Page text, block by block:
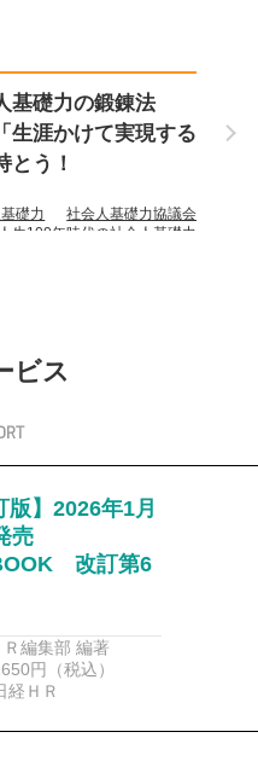
基礎力の鍛錬法
生涯かけて実現する
とう！
礎力
社会人基礎力協議会
人生100年時代の社会人基礎力
ビス
版】2026年1月
売
改訂第6
Ｒ編集部 編著
円（税込）
経ＨＲ